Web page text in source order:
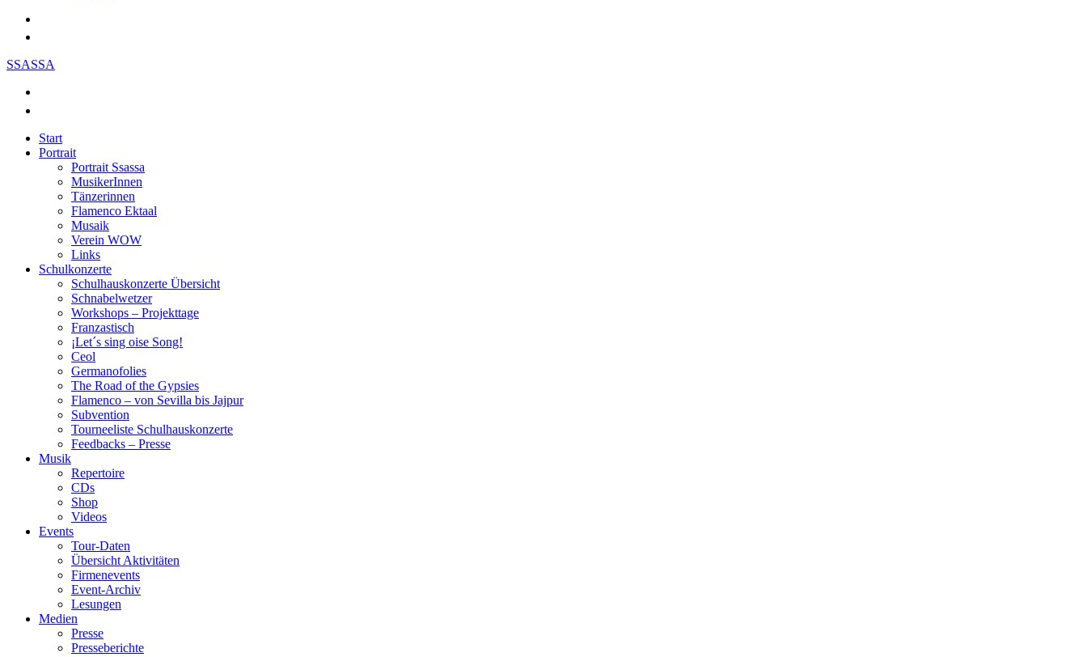
SSASSA
Start
Portrait
Portrait Ssassa
MusikerInnen
Tänzerinnen
Flamenco Ektaal
Musaik
Verein WOW
Links
Schulkonzerte
Schulhauskonzerte Übersicht
Schnabelwetzer
Workshops – Projekttage
Franzastisch
¡Let´s sing oise Song!
Ceol
Germanofolies
The Road of the Gypsies
Flamenco – von Sevilla bis Jajpur
Subvention
Tourneeliste Schulhauskonzerte
Feedbacks – Presse
Musik
Repertoire
CDs
Shop
Videos
Events
Tour-Daten
Übersicht Aktivitäten
Firmenevents
Event-Archiv
Lesungen
Medien
Presse
Presseberichte